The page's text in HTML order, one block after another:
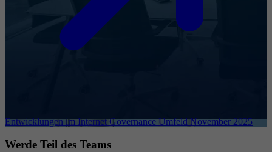
Entwicklungen im Internet Governance Umfeld November 2025
Werde Teil des Teams